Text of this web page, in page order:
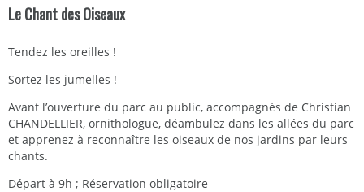
Le Chant des Oiseaux
Tendez les oreilles !
Sortez les jumelles !
Avant l’ouverture du parc au public, accompagnés de Christian
CHANDELLIER, ornithologue, déambulez dans les allées du parc
et apprenez à reconnaître les oiseaux de nos jardins par leurs
chants.
Départ à 9h ; Réservation obligatoire